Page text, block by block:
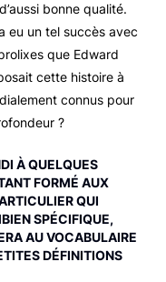
bonne qualité.
eu un tel succès avec
que Edward
cette histoire à
connus pour
?
À QUELQUES
FORMÉ AUX
QUI
SPÉCIFIQUE,
AU VOCABULAIRE
DÉFINITIONS